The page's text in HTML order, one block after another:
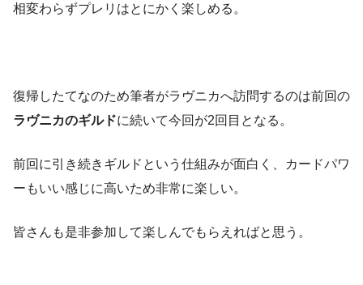
相変わらずプレリはとにかく楽しめる。
復帰したてなのため筆者がラヴニカへ訪問するのは前回の
ラヴニカのギルドに続いて今回が2回目となる。
前回に引き続きギルドという仕組みが面白く、カードパワ
ーもいい感じに高いため非常に楽しい。
皆さんも是非参加して楽しんでもらえればと思う。